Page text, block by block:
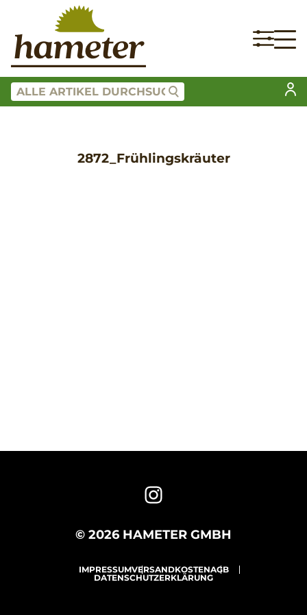
2872_Frühlingskräuter
© 2026 HAMETER GMBH
IMPRESSUMVERSANDKOSTENAGB
DATENSCHUTZERKLÄRUNG